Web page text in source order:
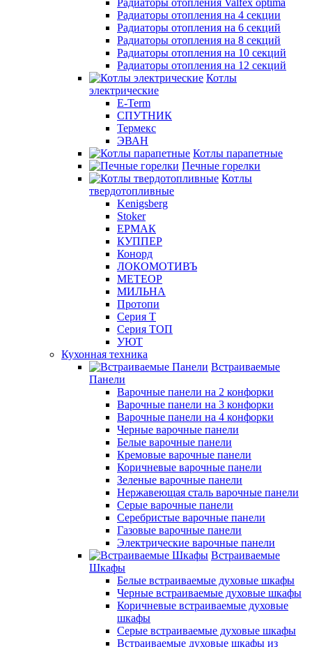
Радиаторы отопления Valfex optima
Радиаторы отопления на 4 секции
Радиаторы отопления на 6 секций
Радиаторы отопления на 8 секций
Радиаторы отопления на 10 секций
Радиаторы отопления на 12 секций
Котлы
электрические
E-Term
СПУТНИК
Термекс
ЭВАН
Котлы парапетные
Печные горелки
Котлы
твердотопливные
Kenigsberg
Stoker
ЕРМАК
КУППЕР
Конорд
ЛОКОМОТИВЪ
МЕТЕОР
МИЛЬНА
Протопи
Серия Т
Серия ТОП
УЮТ
Кухонная техника
Встраиваемые
Панели
Варочные панели на 2 конфорки
Варочные панели на 3 конфорки
Варочные панели на 4 конфорки
Черные варочные панели
Белые варочные панели
Кремовые варочные панели
Коричневые варочные панели
Зеленые варочные панели
Нержавеющая сталь варочные панели
Серые варочные панели
Серебристые варочные панели
Газовые варочные панели
Электрические варочные панели
Встраиваемые
Шкафы
Белые встраиваемые духовые шкафы
Черные встраиваемые духовые шкафы
Коричневые встраиваемые духовые
шкафы
Серые встраиваемые духовые шкафы
Встраиваемые духовые шкафы из